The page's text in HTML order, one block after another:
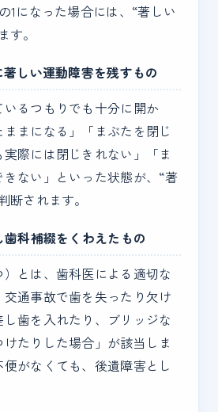
1になった場合には、“著しい
す。
しい運動障害を残すもの
いるつもりでも十分に開か
まになる」「まぶたを閉じ
際には閉じきれない」「ま
ない」といった状態が、“著
断されます。
科補綴をくわえたもの
とは、歯科医による適切な
通事故で歯を失ったり欠け
歯を入れたり、ブリッジな
たりした場合」が該当しま
がなくても、後遺障害とし